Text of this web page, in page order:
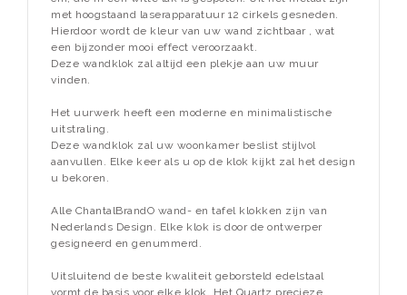
met hoogstaand laserapparatuur 12 cirkels gesneden.
Hierdoor wordt de kleur van uw wand zichtbaar , wat
een bijzonder mooi effect veroorzaakt.
Deze wandklok zal altijd een plekje aan uw muur
vinden.
Het uurwerk heeft een moderne en minimalistische
uitstraling.
Deze wandklok zal uw woonkamer beslist stijlvol
aanvullen. Elke keer als u op de klok kijkt zal het design
u bekoren.
Alle ChantalBrandO wand- en tafel klokken zijn van
Nederlands Design. Elke klok is door de ontwerper
gesigneerd en genummerd.
Uitsluitend de beste kwaliteit geborsteld edelstaal